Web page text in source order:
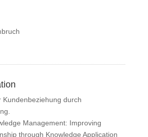
Kundenbeziehung durch